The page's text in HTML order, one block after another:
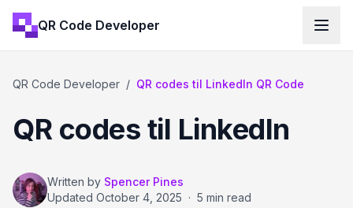
QR Code Developer
QR Code Developer / QR codes til LinkedIn QR Code
QR codes til LinkedIn
Written by Spencer Pines
Updated October 4, 2025 · 5 min read